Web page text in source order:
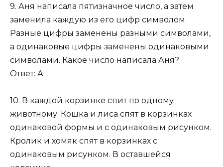
9. Аня написала пятизначное число, а затем
заменила каждую из его цифр символом.
Разные цифры заменены разными символами,
а одинаковые цифры заменены одинаковыми
символами. Какое число написала Аня?
Ответ: А
10. В каждой корзинке спит по одному
животному. Кошка и лиса спят в корзинках
одинаковой формы и с одинаковым рисунком.
Кролик и хомяк спят в корзинках с
одинаковым рисунком. В оставшейся